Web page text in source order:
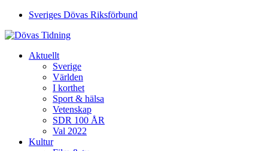
Sveriges Dövas Riksförbund
Aktuellt
Sverige
Världen
I korthet
Sport & hälsa
Vetenskap
SDR 100 ÅR
Val 2022
Kultur